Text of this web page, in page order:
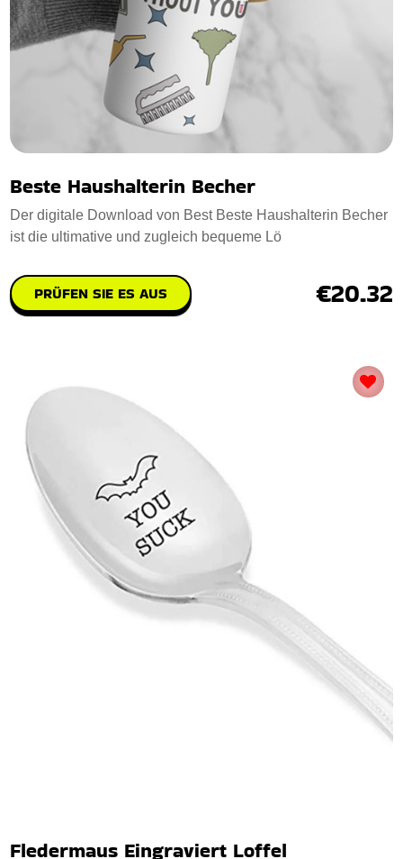
Beste Haushalterin Becher
Der digitale Download von Best Beste Haushalterin Becher
ist die ultimative und zugleich bequeme Lö
PRÜFEN SIE ES AUS €20.32
Fledermaus Eingraviert Loffel